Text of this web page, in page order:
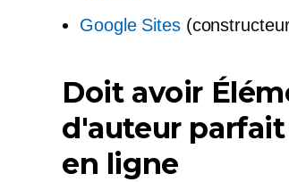
Google Sites
Doit avoir
d'auteur
en ligne